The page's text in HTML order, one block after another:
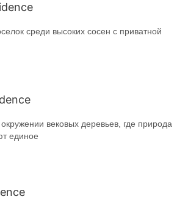
среди высоких сосен с приватной
вековых деревьев, где природа
единое